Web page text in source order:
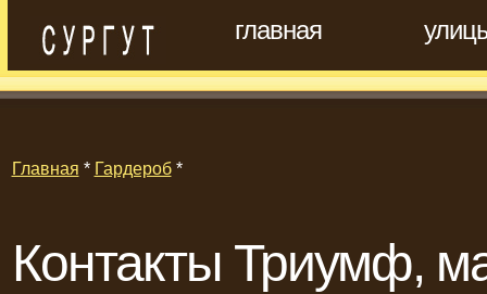
главная
Главная * Гардероб*
Контакты Триумф,